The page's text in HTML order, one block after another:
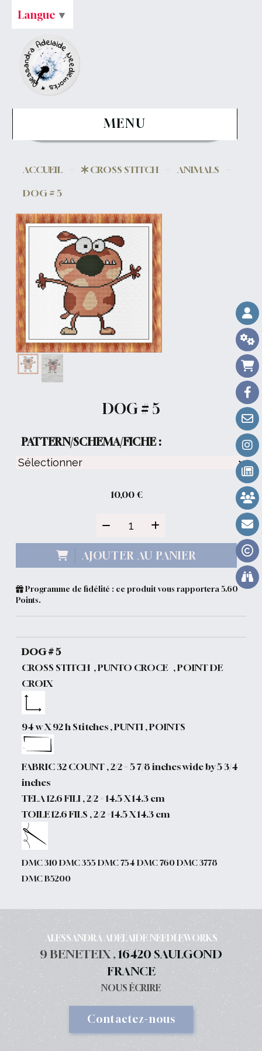
MENU
ACCUEIL CROSS STITCH
ANIMALS
DOG # 5
DOG # 5
PATTERN/SCHEMA/FICHE :
10,00€
AJOUTER AU PANIER
Programme de fidélité : ce produit vous rapportera5.60
Points.
DOG # 5
CROSS STITCH , PUNTO CROCE , POINT DE
CROIX
94 w X 92 h Stitches , PUNTI , POINTS
FABRIC 32 COUNT , 2/2 = 5 7/8 inches wide by 5 3/4
inches
TELA 12.6 FILI , 2/2 = 14.5 X 14.3 cm
TOILE 12.6 FILS , 2/2 =14.5 X 14.3 cm
DMC 310 DMC 355 DMC 754 DMC 760 DMC 3778
DMC B5200
ALESSANDRA ADELAIDE NEEDLEWORKS
9 BENETEIX ,16420 SAULGOND
FRANCE
NOUS ÉCRIRE
Contactez-nous
Langue ▼